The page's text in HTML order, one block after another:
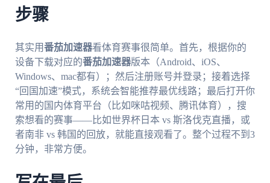
步骤
其实用番茄加速器看体育赛事很简单。首先，根据你的
设备下载对应的番茄加速器版本（Android、iOS、
Windows、mac都有）；然后注册账号并登录；接着选择
“回国加速”模式，系统会智能推荐最优线路；最后打开你
常用的国内体育平台（比如咪咕视频、腾讯体育），搜
索想看的赛事——比如世界杯日本 vs 斯洛伐克直播，或
者南非 vs 韩国的回放，就能直接观看了。整个过程不到3
分钟，非常方便。